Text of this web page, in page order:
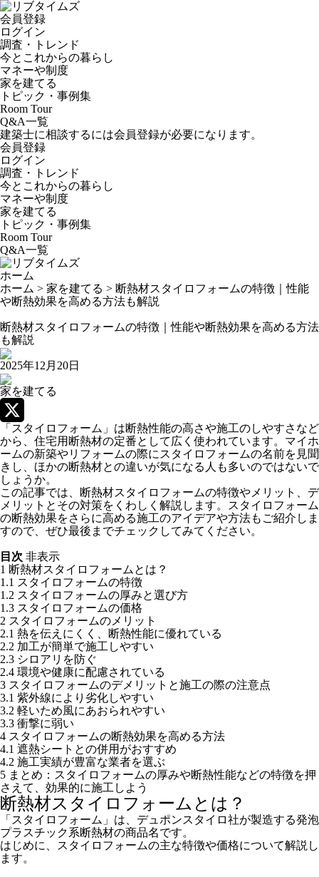
会員登録
ログイン
調査・トレンド
今とこれからの暮らし
マネーや制度
家を建てる
トピック・事例集
Room Tour
Q&A一覧
建築士に相談するには会員登録が必要になります。
会員登録
ログイン
調査・トレンド
今とこれからの暮らし
マネーや制度
家を建てる
トピック・事例集
Room Tour
Q&A一覧
ホーム
ホーム > 家を建てる > 断熱材スタイロフォームの特徴｜性能
や断熱効果を高める方法も解説
断熱材スタイロフォームの特徴｜性能や断熱効果を高める方法
も解説
2025年12月20日
家を建てる
「スタイロフォーム」は断熱性能の高さや施工のしやすさなど
から、住宅用断熱材の定番として広く使われています。マイホ
ームの新築やリフォームの際にスタイロフォームの名前を見聞
きし、ほかの断熱材との違いが気になる人も多いのではないで
しょうか。
この記事では、断熱材スタイロフォームの特徴やメリット、デ
メリットとその対策をくわしく解説します。スタイロフォーム
の断熱効果をさらに高める施工のアイデアや方法もご紹介しま
すので、ぜひ最後までチェックしてみてください。
目次 非表示
1 断熱材スタイロフォームとは？
1.1 スタイロフォームの特徴
1.2 スタイロフォームの厚みと選び方
1.3 スタイロフォームの価格
2 スタイロフォームのメリット
2.1 熱を伝えにくく、断熱性能に優れている
2.2 加工が簡単で施工しやすい
2.3 シロアリを防ぐ
2.4 環境や健康に配慮されている
3 スタイロフォームのデメリットと施工の際の注意点
3.1 紫外線により劣化しやすい
3.2 軽いため風にあおられやすい
3.3 衝撃に弱い
4 スタイロフォームの断熱効果を高める方法
4.1 遮熱シートとの併用がおすすめ
4.2 施工実績が豊富な業者を選ぶ
5 まとめ：スタイロフォームの厚みや断熱性能などの特徴を押
さえて、効果的に施工しよう
断熱材スタイロフォームとは？
「スタイロフォーム」は、デュポンスタイロ社が製造する発泡
プラスチック系断熱材の商品名です。
はじめに、スタイロフォームの主な特徴や価格について解説し
ます。